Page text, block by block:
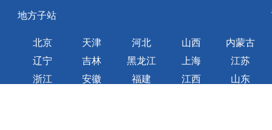
地方子站
北京 天津 河北 山西
内蒙古
辽宁
吉林 黑龙江 上海
江苏
浙江
安徽 福建 江西
山东